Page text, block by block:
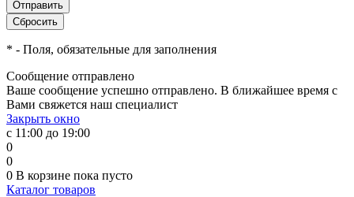
* - Поля, обязательные для заполнения
Сообщение отправлено
Ваше сообщение успешно отправлено. В ближайшее время с
Вами свяжется наш специалист
Закрыть окно
с 11:00 до 19:00
0
0
0 В корзине пока пусто
Каталог товаров